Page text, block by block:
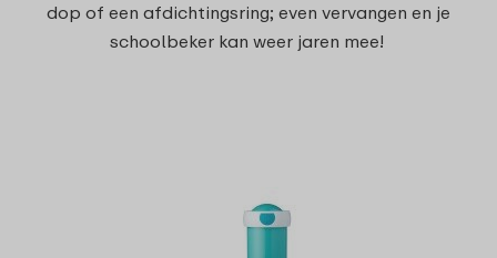
dop of een afdichtingsring; even vervangen en je
schoolbeker kan weer jaren mee!